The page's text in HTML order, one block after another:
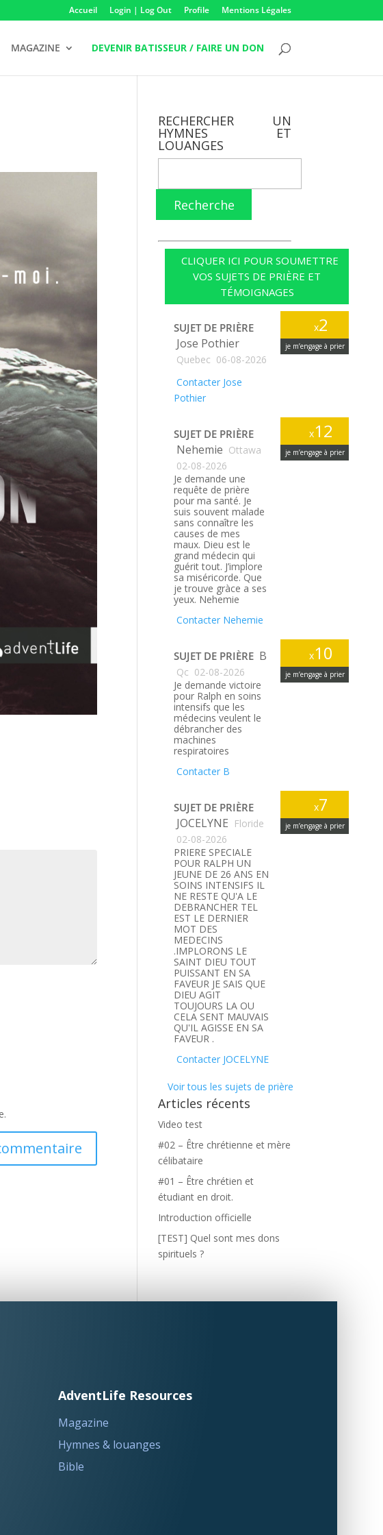
Accueil Login | Log Out Profile Mentions Légales
MAGAZINE DEVENIR BATISSEUR / FAIRE UN DON
RECHERCHER UN
HYMNES ET
LOUANGES
Recherche
CLIQUER ICI POUR SOUMETTRE
VOS SUJETS DE PRIÈRE ET
TÉMOIGNAGES
x2
je m’engage à prier
SUJET DE PRIÈRE
Jose Pothier
Quebec 06-08-2026
Contacter Jose
Pothier
x12
je m’engage à prier
SUJET DE PRIÈRE
Nehemie Ottawa
02-08-2026
Je demande une
requête de prière
pour ma santé. Je
suis souvent malade
sans connaître les
causes de mes
maux. Dieu est le
grand médecin qui
guérit tout. J’implore
sa miséricorde. Que
je trouve gràce a ses
yeux. Nehemie
Contacter Nehemie
x10
je m’engage à prier
SUJET DE PRIÈRE B
Qc 02-08-2026
Je demande victoire
pour Ralph en soins
intensifs que les
médecins veulent le
débrancher des
machines
respiratoires
Contacter B
x7
je m’engage à prier
SUJET DE PRIÈRE
JOCELYNE Floride
02-08-2026
PRIERE SPECIALE
POUR RALPH UN
JEUNE DE 26 ANS EN
SOINS INTENSIFS IL
NE RESTE QU'A LE
DEBRANCHER TEL
EST LE DERNIER
MOT DES
MEDECINS
.IMPLORONS LE
SAINT DIEU TOUT
PUISSANT EN SA
FAVEUR JE SAIS QUE
DIEU AGIT
TOUJOURS LA OU
CELA SENT MAUVAIS
QU'IL AGISSE EN SA
FAVEUR .
Contacter JOCELYNE
Voir tous les sujets de prière
Articles récents
Video test
#02 – Être chrétienne et mère
célibataire
#01 – Être chrétien et
étudiant en droit.
Introduction officielle
[TEST] Quel sont mes dons
spirituels ?
AdventLife Resources
Magazine
Hymnes & louanges
Bible